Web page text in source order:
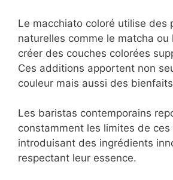
Le macchiato coloré utilise des
naturelles comme le matcha ou
créer des couches colorées
Ces additions apportent non
couleur mais aussi des
Les baristas contemporains
constamment les limites de ces
introduisant des ingrédients
respectant leur essence.